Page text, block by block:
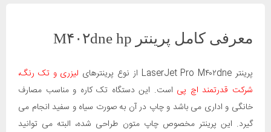
معرفی کامل پرینتر M۴۰۲dne hp
پرینتر LaserJet Pro M۴۰۲dne از نوع پرینترهای
لیزری و تک رنگ،
شرکت قدرتمند اچ پی است. این دستگاه تک کاره و مناسب مصارف
خانگی و اداری می باشد و چاپ در آن به صورت سیاه و سفید انجام می
گیرد. این پرینتر مخصوص چاپ متون طراحی شده، البته می توانید